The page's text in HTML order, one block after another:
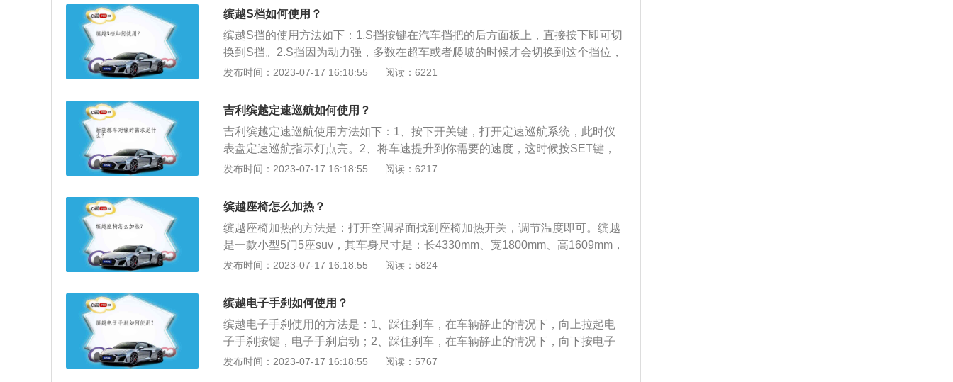
上的水滴会越来越小，雾气也会慢慢消失，从而加热镜片，去除雾霜。如果雨量
特别大，它的影响会减小，影响不明显。后视镜加热功能使用注意事项：后视镜
加热的原理是在后视镜上增加了电加热丝，电热丝消耗的电量是非常大的，在使
的状态下开启后视镜加热功能，以免导致汽车电瓶电量不足，无法为汽车启动提
内外空气形成对流，温差随之减小，雾气就会慢慢消失。将汽车内的空调调到相
应的档位，就能利用空调吹出来热风进行除雾。
的其他资料：1、后视镜加热一般在雾天、雨雪霜天气用的。需使用的时候,按下
后视镜加热按钮即可。2、后视镜加热工作时，镜片后面的加热器迅速将镜面加
热，能除去镜面上的雨水或者雾气，省去了驾驶人频繁手动擦拭镜片的麻烦，从
而降低了开车的危险。
缤越S档如何使用？
缤越S挡的使用方法如下：1.S挡按键在汽车挡把的后方面板上，直接按下即可切
换到S挡。2.S挡因为动力强，多数在超车或者爬坡的时候才会切换到这个挡位，
动作完成之后就会切换到更加经济的D挡。更多相关资料如下：1.缤越是吉利的
偏离预警系统、BSD盲点监测功能、PPS行人识别与保护系统。2.缤越一共使用
了两款发动机，一款是1.4升涡轮增压发动机，另一款是1.5升涡轮增压发动机。
发布时间：2023-07-17 16:18:55 阅读：6221
吉利缤越定速巡航如何使用？
吉利缤越定速巡航使用方法如下：1、按下开关键，打开定速巡航系统，此时仪
表盘定速巡航指示灯点亮。2、将车速提升到你需要的速度，这时候按SET键，
右脚松开油门，速度就会被定在当前的时速。3、需要对速度进行微调，可以按R
用两种不同的外观设计，全新的星空回想式前格栅搭配两侧棱角分明的前大灯
组，双C型的雾灯区域进行了立体式设计，进一步突出该车的力量感。（2）配置
方面缤越将搭载TJA交通拥堵辅助系统、LKA车道保持系统在内的ICC智能领航系
统，可以随时保持车道，实现跟走、跟停、跟转向的智能跟车。
发布时间：2023-07-17 16:18:55 阅读：6217
缤越座椅怎么加热？
缤越座椅加热的方法是：打开空调界面找到座椅加热开关，调节温度即可。缤越
是一款小型5门5座suv，其车身尺寸是：长4330mm、宽1800mm、高1609mm，
轴距为2600mm，油箱容积为45l。缤越搭载了1.4T涡轮增压发动机和6挡手动变
米，最大扭矩转速是每分钟1600到4000转，其驱动方式是前置前驱，前悬架使用
了麦弗逊式独立悬架，后悬架使用了扭力梁式非独立悬架。
发布时间：2023-07-17 16:18:55 阅读：5824
缤越电子手刹如何使用？
缤越电子手刹使用的方法是：1、踩住刹车，在车辆静止的情况下，向上拉起电
子手刹按键，电子手刹启动；2、踩住刹车，在车辆静止的情况下，向下按电子
手刹按键，电子手刹解除；3、将排挡放入d挡，踩油门，电子手刹会自动解除。
发布时间：2023-07-17 16:18:55 阅读：5767